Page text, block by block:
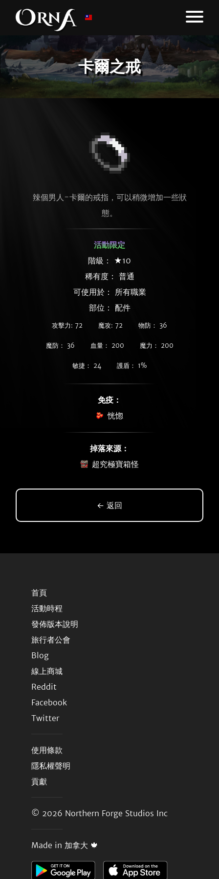
卡爾之戒
辣個男人-卡爾的戒指，可以稍微增加一些狀
態。
活動限定
階級： ★10
稀有度： 普通
可使用於： 所有職業
部位： 配件
攻擊力: 72 魔攻: 72 物防： 36
魔防： 36 血量： 200 魔力： 200
敏捷： 24 護盾： 1%
免疫：
恍惚
掉落來源：
超究極寶箱怪
← 返回
首頁
活動時程
發佈版本說明
旅行者公會
Blog
線上商城
Reddit
Facebook
Twitter
使用條款
隱私權聲明
貢獻
© 2026 Northern Forge Studios Inc
Made in 加拿大 🍁